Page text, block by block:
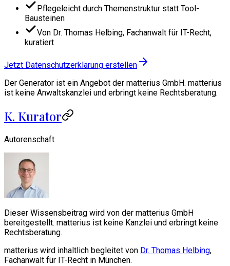
Pflegeleicht durch Themenstruktur statt Tool-
Bausteinen
Von Dr. Thomas Helbing, Fachanwalt für IT-Recht,
kuratiert
Jetzt Datenschutzerklärung erstellen
Der Generator ist ein Angebot der matterius GmbH. matterius
ist keine Anwaltskanzlei und erbringt keine Rechtsberatung.
K. Kurator
Autorenschaft
Dieser Wissensbeitrag wird von der matterius GmbH
bereitgestellt. matterius ist keine Kanzlei und erbringt keine
Rechtsberatung.
matterius wird inhaltlich begleitet von Dr. Thomas Helbing,
Fachanwalt für IT-Recht in München.